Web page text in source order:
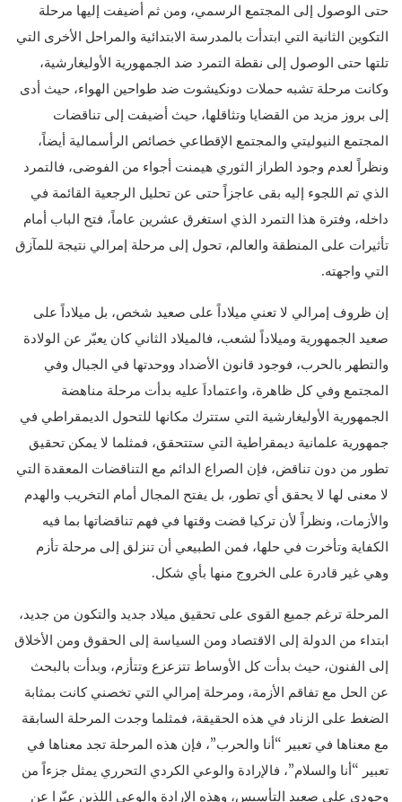
حتى الوصول إلى المجتمع الرسمي، ومن ثم أضيفت إليها مرحلة
التكوين الثانية التي ابتدأت بالمدرسة الابتدائية والمراحل الأخرى التي
تلتها حتى الوصول إلى نقطة التمرد ضد الجمهورية الأوليغارشية،
وكانت مرحلة تشبه حملات دونكيشوت ضد طواحين الهواء، حيث أدى
إلى بروز مزيد من القضايا وتثاقلها، حيث أضيفت إلى تناقضات
المجتمع النيوليتي والمجتمع الإقطاعي خصائص الرأسمالية أيضاً،
ونظراً لعدم وجود الطراز الثوري هيمنت أجواء من الفوضى، فالتمرد
الذي تم اللجوء إليه بقى عاجزاً حتى عن تحليل الرجعية القائمة في
داخله، وفترة هذا التمرد الذي استغرق عشرين عاماً، فتح الباب أمام
تأثيرات على المنطقة والعالم، تحول إلى مرحلة إمرالي نتيجة للمآزق
التي واجهته.
إن ظروف إمرالي لا تعني ميلاداً على صعيد شخص، بل ميلاداً على
صعيد الجمهورية وميلاداً لشعب، فالميلاد الثاني كان يعبّر عن الولادة
والتطهر بالحرب، فوجود قانون الأضداد ووحدتها في الجبال وفي
المجتمع وفي كل ظاهرة، واعتماداَ عليه بدأت مرحلة مناهضة
الجمهورية الأوليغارشية التي ستترك مكانها للتحول الديمقراطي في
جمهورية علمانية ديمقراطية التي ستتحقق، فمثلما لا يمكن تحقيق
تطور من دون تناقض، فإن الصراع الدائم مع التناقضات المعقدة التي
لا معنى لها لا يحقق أي تطور، بل يفتح المجال أمام التخريب والهدم
والأزمات، ونظراً لأن تركيا قضت وقتها في فهم تناقضاتها بما فيه
الكفاية وتأخرت في حلها، فمن الطبيعي أن تنزلق إلى مرحلة تأزم
وهي غير قادرة على الخروج منها بأي شكل.
المرحلة ترغم جميع القوى على تحقيق ميلاد جديد والتكون من جديد،
ابتداء من الدولة إلى الاقتصاد ومن السياسة إلى الحقوق ومن الأخلاق
إلى الفنون، حيث بدأت كل الأوساط تتزعزع وتتأزم، وبدأت بالبحث
عن الحل مع تفاقم الأزمة، ومرحلة إمرالي التي تخصني كانت بمثابة
الضغط على الزناد في هذه الحقيقة، فمثلما وجدت المرحلة السابقة
مع معناها في تعبير “أنا والحرب”، فإن هذه المرحلة تجد معناها في
تعبير “أنا والسلام”، فالإرادة والوعي الكردي التحرري يمثل جزءاً من
وجودي على صعيد التأسيس، وهذه الإرادة والوعي اللذين عبّرا عن